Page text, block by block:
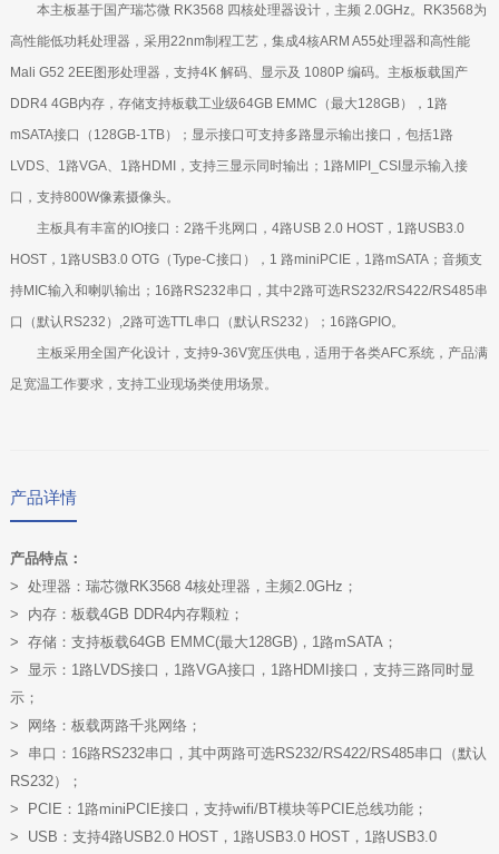
本主板基于国产瑞芯微 RK3568 四核处理器设计，主频 2.0GHz。RK3568为
高性能低功耗处理器，采用22nm制程工艺，集成4核ARM A55处理器和高性能
Mali G52 2EE图形处理器，支持4K 解码、显示及 1080P 编码。主板板载国产
DDR4 4GB内存，存储支持板载工业级64GB EMMC（最大128GB），1路
mSATA接口（128GB-1TB）；显示接口可支持多路显示输出接口，包括1路
LVDS、1路VGA、1路HDMI，支持三显示同时输出；1路MIPI_CSI显示输入接
口，支持800W像素摄像头。
主板具有丰富的IO接口：2路千兆网口，4路USB 2.0 HOST，1路USB3.0
HOST，1路USB3.0 OTG（Type-C接口），1 路miniPCIE，1路mSATA；音频支
持MIC输入和喇叭输出；16路RS232串口，其中2路可选RS232/RS422/RS485串
口（默认RS232）,2路可选TTL串口（默认RS232）；16路GPIO。
主板采用全国产化设计，支持9-36V宽压供电，适用于各类AFC系统，产品满
足宽温工作要求，支持工业现场类使用场景。
产品详情
产品特点：
> 处理器：瑞芯微RK3568 4核处理器，主频2.0GHz；
> 内存：板载4GB DDR4内存颗粒；
> 存储：支持板载64GB EMMC(最大128GB)，1路mSATA；
> 显示：1路LVDS接口，1路VGA接口，1路HDMI接口，支持三路同时显
示；
> 网络：板载两路千兆网络；
> 串口：16路RS232串口，其中两路可选RS232/RS422/RS485串口（默认
RS232）；
> PCIE：1路miniPCIE接口，支持wifi/BT模块等PCIE总线功能；
> USB：支持4路USB2.0 HOST，1路USB3.0 HOST，1路USB3.0